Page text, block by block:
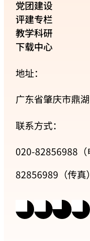
地址：
广东省肇庆市鼎
联系方式：
020-82856988（
82856989（传真）
党团建设
评建专栏
教学科研
下载中心